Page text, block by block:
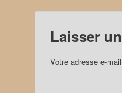
Laisser
Votre adresse e-